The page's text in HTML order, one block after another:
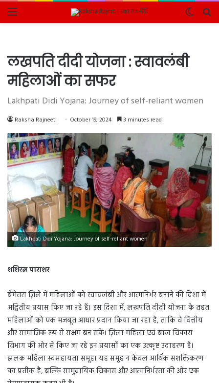
Menu
Switch
skin
लखपति दीदी योजना : स्वावलंबी
महिलाओं का सफर
Lakhpati Didi Yojana: Journey of self-reliant women
Raksha Rajneeti October 19, 2024 3 minutes read
Lakhpati Didi Yojana: Journey of self-reliant women
शशिरत्न पाराशर
बेमेतरा ज़िले में महिलाओं को स्वावलंबी और आत्मनिर्भर बनाने की दिशा में
अद्वितीय प्रयास किए जा रहे हैं। इस दिशा में, लखपति दीदी योजना के तहत
महिलाओं को एक मजबूत आधार प्रदान किया जा रहा है, ताकि वे वित्तीय
और सामाजिक रूप से सक्षम बन सकें। ज़िला महिला एवं बाल विकास
विभाग की ओर से किए जा रहे इन प्रयासों का एक उत्कृष्ट उदाहरण है।
झलक महिला स्वसहायता समूह। यह समूह न केवल आर्थिक सशक्तिकरण
का प्रतीक है, बल्कि सामुदायिक विकास और आत्मनिर्भरता की ओर एक